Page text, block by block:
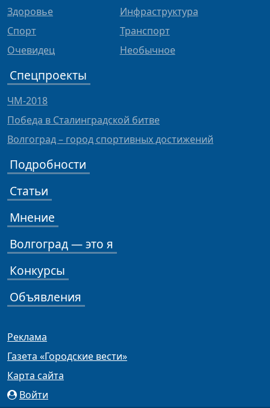
Здоровье
Спорт
Очевидец
Инфраструктура
Транспорт
Необычное
Спецпроекты
ЧМ-2018
Победа в Сталинградской битве
Волгоград – город спортивных достижений
Подробности
Статьи
Мнение
Волгоград — это я
Конкурсы
Объявления
Реклама
Газета «Городские вести»
Карта сайта
Войти